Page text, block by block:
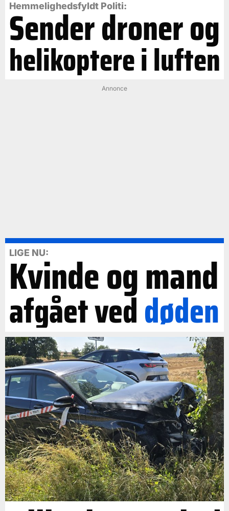
Hemmelighedsfyldt Politi:
Sender droner og
helikoptere i luften
Annonce
LIGE NU:
Kvinde og mand
afgået veddøden